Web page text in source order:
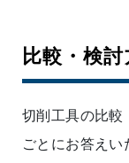
比較・検
切削工具の比
ごとにお答えい